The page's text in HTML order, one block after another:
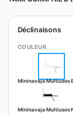
Déclinaisons
COULEUR
Mininavaja Multiusos
Mininavaja Multiusos